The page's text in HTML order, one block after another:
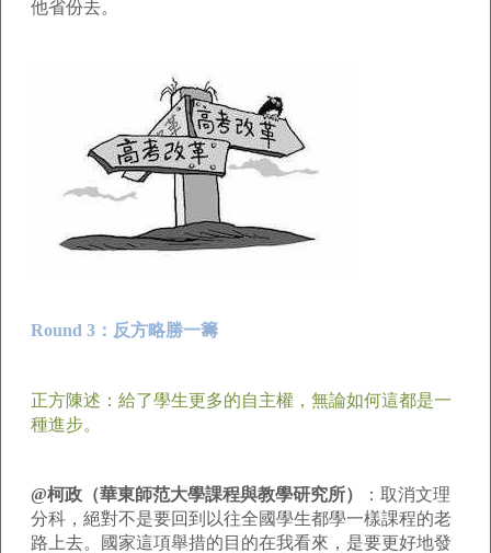
他省份去。
Round 3：反方略勝一籌
正方陳述：給了學生更多的自主權，無論如何這都是一
種進步。
@柯政（華東師范大學課程與教學研究所） ： 取消文理
分科，絕對不是要回到以往全國學生都學一樣課程的老
路上去。國家這項舉措的目的在我看來，是要更好地發